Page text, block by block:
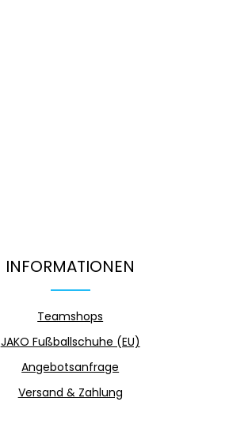
INFORMATIONEN
Teamshops
JAKO Fußballschuhe (EU)
Angebotsanfrage
Versand & Zahlung